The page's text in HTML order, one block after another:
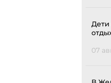
Дети
07